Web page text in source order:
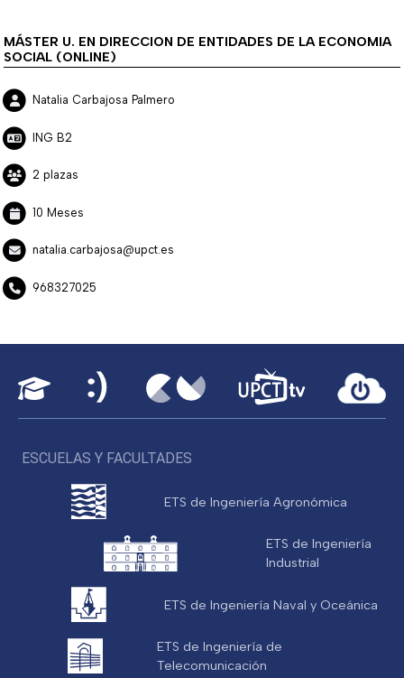
MÁSTER U. EN DIRECCION DE ENTIDADES DE LA ECONOMIA
SOCIAL (ONLINE)
Natalia Carbajosa Palmero
ING B2
2 plazas
10 Meses
natalia.carbajosa@upct.es
968327025
ESCUELAS Y FACULTADES
ETS de Ingeniería Agronómica
ETS de Ingeniería
Industrial
ETS de Ingeniería Naval y Oceánica
ETS de Ingeniería de
Telecomunicación